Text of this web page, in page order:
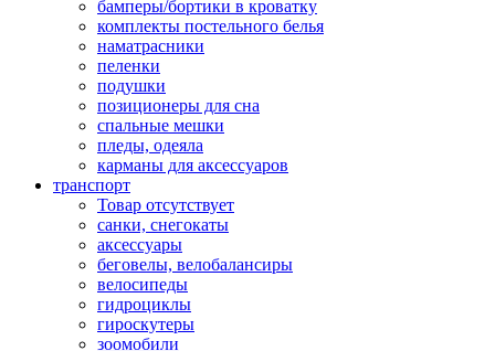
бамперы/бортики в кроватку
комплекты постельного белья
наматрасники
пеленки
подушки
позиционеры для сна
спальные мешки
пледы, одеяла
карманы для аксеcсуаров
транспорт
Товар отсутствует
санки, снегокаты
аксессуары
беговелы, велобалансиры
велосипеды
гидроциклы
гироскутеры
зоомобили